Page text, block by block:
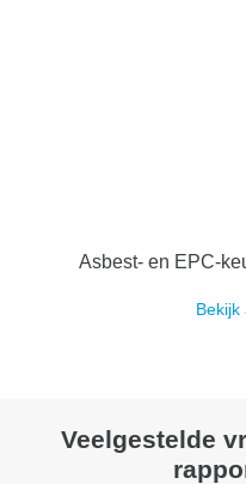
Asbest- en EPC-
Bekijk
Veelgestelde